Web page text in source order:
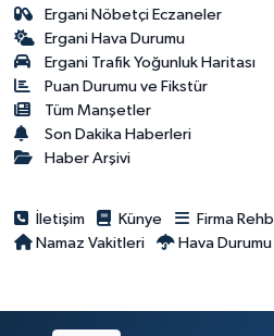
Ergani Nöbetçi Eczaneler
Ergani Hava Durumu
Ergani Trafik Yoğunluk Haritası
Puan Durumu ve Fikstür
Tüm Manşetler
Son Dakika Haberleri
Haber Arşivi
İletişim Künye Firma
Namaz Vakitleri
Hava Durumu